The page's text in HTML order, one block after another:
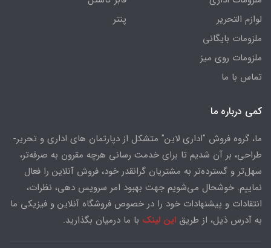
لوازم التحریر
ملزومات بایگانی
ملزومات روی میز
تماس با ما
پنتر
کمی درباره ما
ما، گروه فروش "اداری لاین" متشکل از دپارتمان های اداری و تحریر-
طراحی، بر آن شدیم تا برای خدمت رسانی هرچه مقرون به صرفه‌تر،
سهل‌تر و گسترده‌تر به مشتریان گرانقدر خود، فروش آنلاین را فعال
نماییم. خوشحال می‌شویم جهت بهبود امر سرویس دهی، نظرات،
انتقادات و پیشنهادات خود را در خصوص فروشگاه آنلاین و فیزیکی ما
به آدرس ذیل، از طریق این لینک با ما درمیان بگذارید.